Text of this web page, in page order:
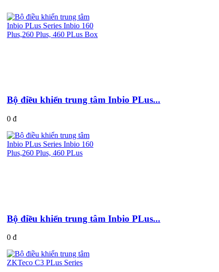
Bộ điều khiển trung tâm Inbio PLus...
0 đ
Bộ điều khiển trung tâm Inbio PLus...
0 đ